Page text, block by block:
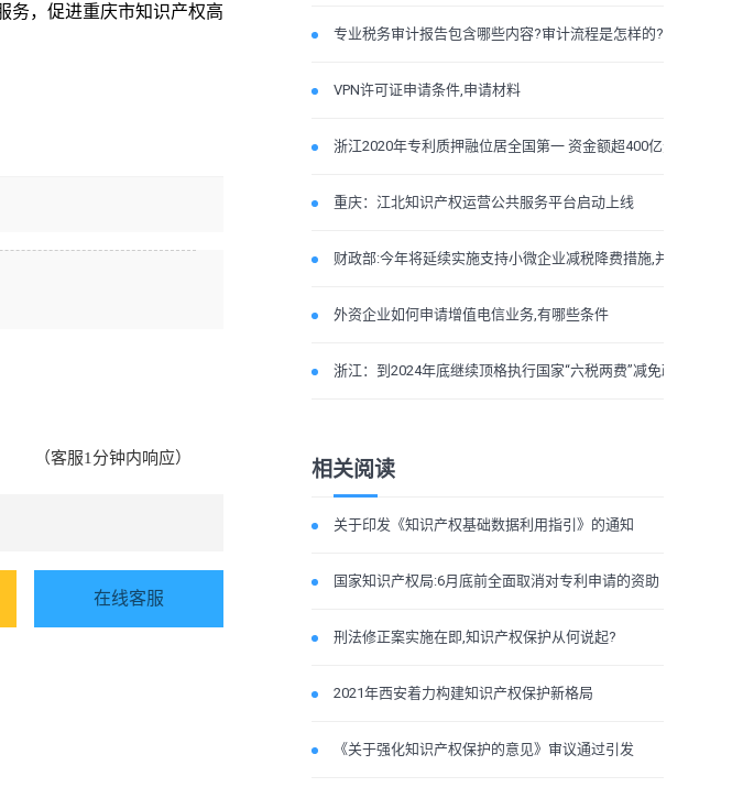
务，促进重庆市知识产权高
（客服1分钟内响应）
在线客服
专业税务审计报告包含哪些内容?审计流程是怎样的?
VPN许可证申请条件,申请材料
浙江2020年专利质押融位居全国第一 资金额超400亿元
重庆：江北知识产权运营公共服务平台启动上线
财政部:今年将延续实施支持小微企业减税降费措施,并加
外资企业如何申请增值电信业务,有哪些条件
浙江：到2024年底继续顶格执行国家“六税两费”减免政
相关阅读
关于印发《知识产权基础数据利用指引》的通知
国家知识产权局:6月底前全面取消对专利申请的资助
刑法修正案实施在即,知识产权保护从何说起?
2021年西安着力构建知识产权保护新格局
《关于强化知识产权保护的意见》审议通过引发